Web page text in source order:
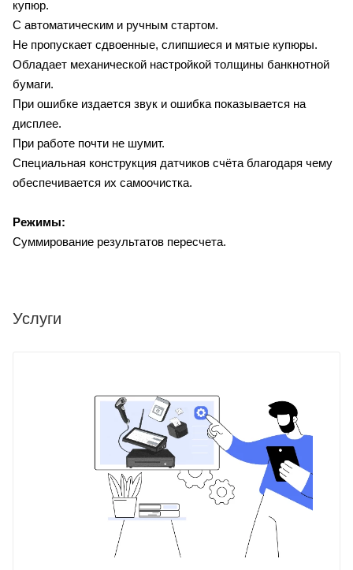
купюр.
С автоматическим и ручным стартом.
Не пропускает сдвоенные, слипшиеся и мятые купюры.
Обладает механической настройкой толщины банкнотной
бумаги.
При ошибке издается звук и ошибка показывается на
дисплее.
При работе почти не шумит.
Специальная конструкция датчиков счёта благодаря чему
обеспечивается их самоочистка.
Режимы:
Суммирование результатов пересчета.
Услуги